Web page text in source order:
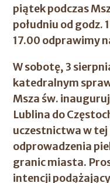
piątek podczas
południu od godz.
17.00 odprawimy
W sobotę, 3
katedralnym
Msza św.
Lublina do
uczestnictwa w
odprowadzenia
granic miasta.
intencji